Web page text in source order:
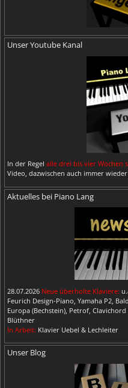
Unser Youtube Kanal
In der Regel alle drei bis vier Wochen
Video, dazwischen auch immer
Aktuelles bei Piano Lang
28.07.2026 Neue überholte Klaviere:
Feurich Design-Piano, Yamaha P2,
Europa (Bechstein), Petrof,
Blüthner
In Arbeit: Klavier Uebel & Lechleiter
Unser Blog